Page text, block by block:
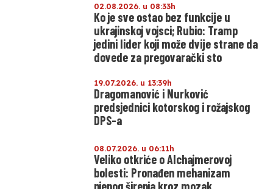
02.08.2026. u 08:33h
Ko je sve ostao bez funkcije u
ukrajinskoj vojsci; Rubio: Tramp
jedini lider koji može dvije strane da
dovede za pregovarački sto
19.07.2026. u 13:39h
Dragomanović i Nurković
predsjednici kotorskog i rožajskog
DPS-a
08.07.2026. u 06:11h
Veliko otkriće o Alchajmerovoj
bolesti: Pronađen mehanizam
njenog širenja kroz mozak